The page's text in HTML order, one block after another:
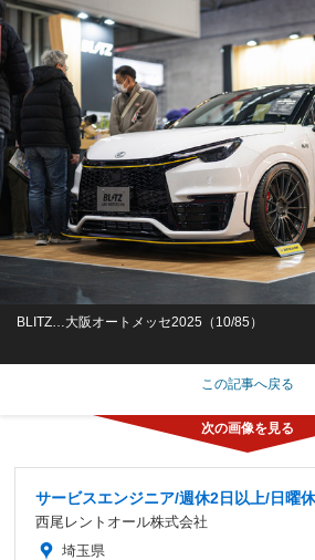
BLITZ…大阪オートメッセ2025（10/85）
この記事へ戻る
サービスエンジニア/週休2日以上/日曜
西尾レントオール株式会社
埼玉県